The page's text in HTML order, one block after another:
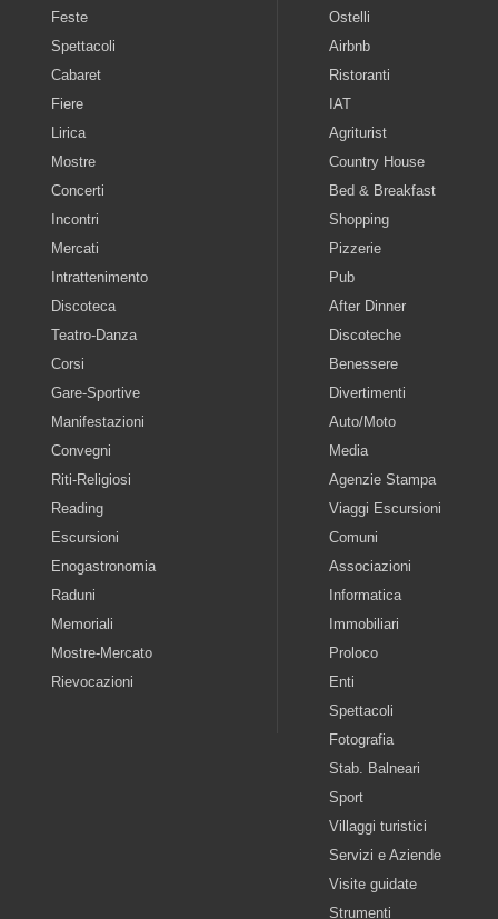
Feste
Spettacoli
Cabaret
Fiere
Lirica
Mostre
Concerti
Incontri
Mercati
Intrattenimento
Discoteca
Teatro-Danza
Corsi
Gare-Sportive
Manifestazioni
Convegni
Riti-Religiosi
Reading
Escursioni
Enogastronomia
Raduni
Memoriali
Mostre-Mercato
Rievocazioni
Ostelli
Airbnb
Ristoranti
IAT
Agriturist
Country House
Bed & Breakfast
Shopping
Pizzerie
Pub
After Dinner
Discoteche
Benessere
Divertimenti
Auto/Moto
Media
Agenzie Stampa
Viaggi Escursioni
Comuni
Associazioni
Informatica
Immobiliari
Proloco
Enti
Spettacoli
Fotografia
Stab. Balneari
Sport
Villaggi turistici
Servizi e Aziende
Visite guidate
Strumenti